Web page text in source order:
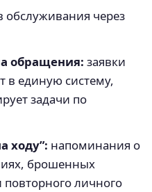
обслуживания через
обращения: заявки
в единую систему,
задачи по
ходу”: напоминания о
брошенных
личного